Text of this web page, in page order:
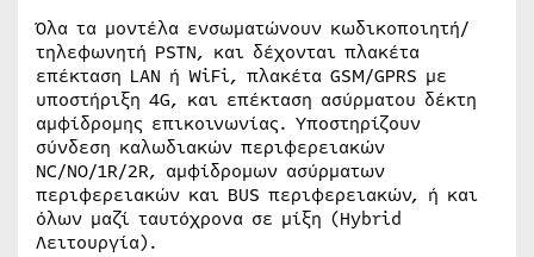
Όλα τα μοντέλα ενσωματώνουν κωδικοποιητή/
τηλεφωνητή PSTN, και δέχονται πλακέτα
επέκταση LAN ή WiFi, πλακέτα GSM/GPRS με
υποστήριξη 4G, και επέκταση ασύρματου δέκτη
αμφίδρομης επικοινωνίας. Υποστηρίζουν
σύνδεση καλωδιακών περιφερειακών
NC/NO/1R/2R, αμφίδρομων ασύρματων
περιφερειακών και BUS περιφερειακών, ή και
όλων μαζί ταυτόχρονα σε μίξη (Hybrid
Λειτουργία).